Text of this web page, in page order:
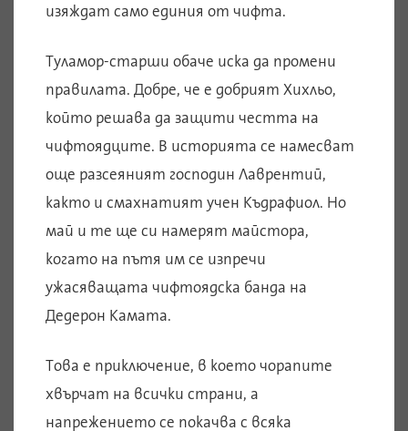
изяждат само единия от чифта.
Туламор-старши обаче иска да промени
правилата. Добре, че е добрият Хихльо,
който решава да защити честта на
чифтоядците. В историята се намесват
още разсеяният господин Лаврентий,
както и смахнатият учен Къдрафиол. Но
май и те ще си намерят майстора,
когато на пътя им се изпречи
ужасяващата чифтоядска банда на
Дедерон Камата.
Това е приключение, в което чорапите
хвърчат на всички страни, а
напрежението се покачва с всяка